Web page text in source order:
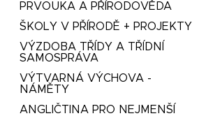
PRVOUKA A PŘÍRODOVĚDA
ŠKOLY V PŘÍRODĚ + PROJEKTY
VÝZDOBA TŘÍDY A TŘÍDNÍ
SAMOSPRÁVA
VÝTVARNÁ VÝCHOVA -
NÁMĚTY
ANGLIČTINA PRO NEJMENŠÍ